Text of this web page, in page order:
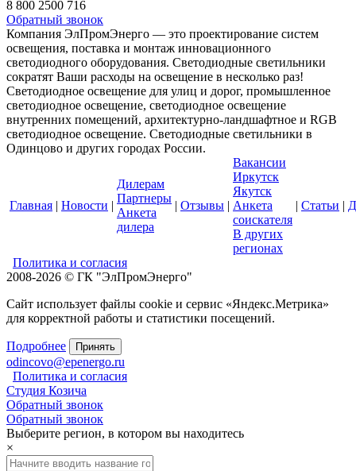
8 800 2500 716
Обратный звонок
Компания ЭлПромЭнерго — это проектирование систем
освещения, поставка и монтаж инновационного
светодиодного оборудования. Светодиодные светильники
сократят Ваши расходы на освещение в несколько раз!
Светодиодное освещение для улиц и дорог, промышленное
светодиодное освещение, светодиодное освещение
внутренних помещений, архитектурно-ландшафтное и RGB
светодиодное освещение. Светодиодные светильники в
Одинцово и других городах России.
Главная | Новости |
Дилерам
Партнеры
Анкета
дилера
| Отзывы |
Вакансии
Иркутск
Якутск
Анкета
соискателя
В других
регионах
| Статьи |
Политика и согласия
2008-2026 © ГК "ЭлПромЭнерго"
Сайт использует файлы cookie и сервис «Яндекс.Метрика»
для корректной работы и статистики посещений.
Подробнее Принять
odincovo@epenergo.ru
Политика и согласия
Студия Козича
Обратный звонок
Обратный звонок
Выберите регион, в котором вы находитесь
×